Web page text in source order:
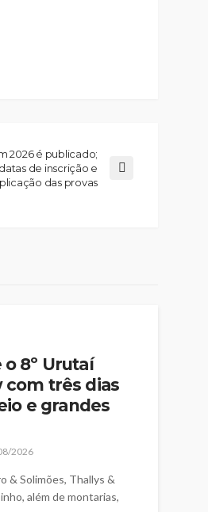
2026 é publicado;
de inscrição e
das provas
8º Urutaí
com três dias
e grandes
2026
& Solimões, Thallys &
além de montarias,